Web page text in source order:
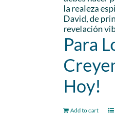
la realeza
David, de
revelación
Para
Hoy!
Add to cart